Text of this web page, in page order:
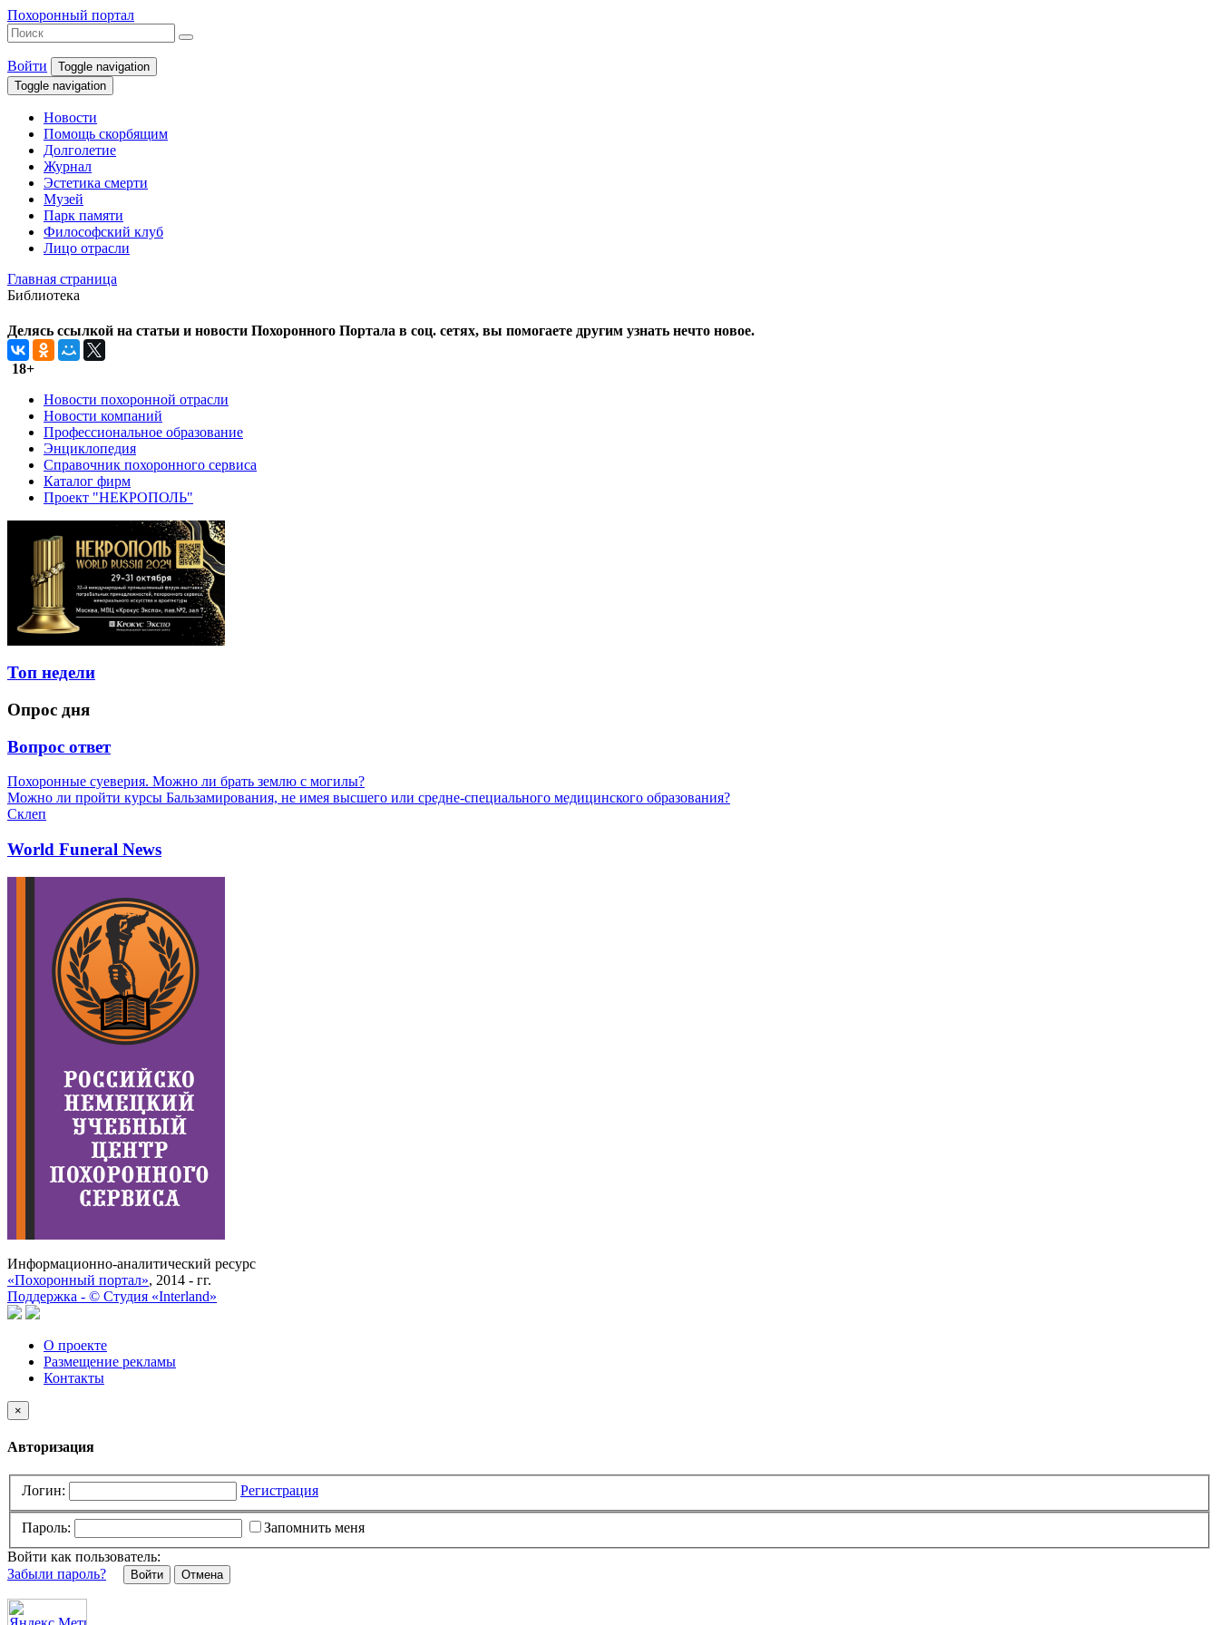
Похоронный портал
Войти
Toggle navigation
Toggle navigation
Новости
Помощь скорбящим
Долголетие
Журнал
Эстетика смерти
Музей
Парк памяти
Философский клуб
Лицо отрасли
Главная страница
Библиотека
Делясь ссылкой на статьи и новости Похоронного Портала в соц. сетях, вы помогаете другим узнать нечто новое.
18+
Новости похоронной отрасли
Новости компаний
Профессиональное образование
Энциклопедия
Справочник похоронного сервиса
Каталог фирм
Проект "НЕКРОПОЛЬ"
Топ недели
Опрос дня
Вопрос ответ
Похоронные суеверия. Можно ли брать землю с могилы?
Можно ли пройти курсы Бальзамирования, не имея высшего или средне-специального медицинского образования?
Склеп
World Funeral News
Информационно-аналитический ресурс
«Похоронный портал», 2014 - гг.
Поддержка - © Cтудия «Interland»
О проекте
Размещение рекламы
Контакты
×
Авторизация
Логин: Регистрация
Пароль:
Запомнить меня
Войти как пользователь:
Забыли пароль?
Отмена